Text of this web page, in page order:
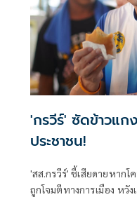
'กรวีร์' ซัดข้าวแ
ประชาชน!
'สส.กรวีร์' ชี้เสียดายหาก
ถูกโจมตีทางการเมือง หวั